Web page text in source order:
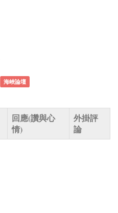
海峽論壇
回應(讚與心
情)
外掛評
論